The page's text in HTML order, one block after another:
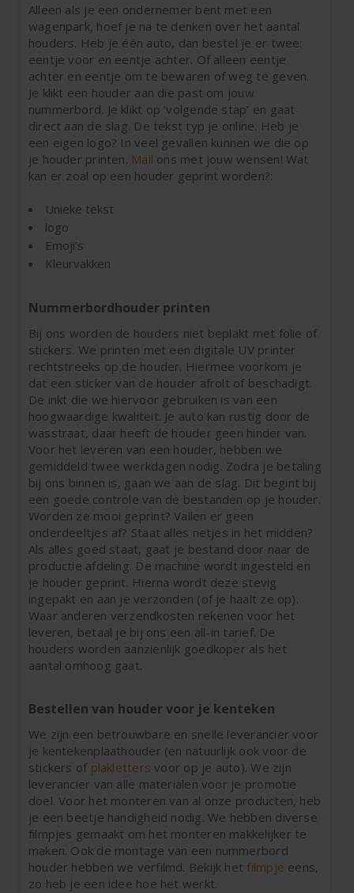
Alleen als je een ondernemer bent met een
wagenpark, hoef je na te denken over het aantal
houders. Heb je één auto, dan bestel je er twee:
eentje voor en eentje achter. Of alleen eentje
achter en eentje om te bewaren of weg te geven.
Je klikt een houder aan die past om jouw
nummerbord. Je klikt op ‘volgende stap’ en gaat
direct aan de slag. De tekst typ je online. Heb je
een eigen logo? In veel gevallen kunnen we die op
je houder printen. Mail ons met jouw wensen! Wat
kan er zoal op een houder geprint worden?:
Unieke tekst
logo
Emoji’s
Kleurvakken
Nummerbordhouder printen
Bij ons worden de houders niet beplakt met folie of
stickers. We printen met een digitale UV printer
rechtstreeks op de houder. Hiermee voorkom je
dat een sticker van de houder afrolt of beschadigt.
De inkt die we hiervoor gebruiken is van een
hoogwaardige kwaliteit. Je auto kan rustig door de
wasstraat, daar heeft de houder geen hinder van.
Voor het leveren van een houder, hebben we
gemiddeld twee werkdagen nodig. Zodra je betaling
bij ons binnen is, gaan we aan de slag. Dit begint bij
een goede controle van de bestanden op je houder.
Worden ze mooi geprint? Vallen er geen
onderdeeltjes af? Staat alles netjes in het midden?
Als alles goed staat, gaat je bestand door naar de
productie afdeling. De machine wordt ingesteld en
je houder geprint. Hierna wordt deze stevig
ingepakt en aan je verzonden (of je haalt ze op).
Waar anderen verzendkosten rekenen voor het
leveren, betaal je bij ons een all-in tarief. De
houders worden aanzienlijk goedkoper als het
aantal omhoog gaat.
Bestellen van houder voor je kenteken
We zijn een betrouwbare en snelle leverancier voor
je kentekenplaathouder (en natuurlijk ook voor de
stickers of plakletters voor op je auto). We zijn
leverancier van alle materialen voor je promotie
doel. Voor het monteren van al onze producten, heb
je een beetje handigheid nodig. We hebben diverse
filmpjes gemaakt om het monteren makkelijker te
maken. Ook de montage van een nummerbord
houder hebben we verfilmd. Bekijk hetfilmpje eens,
zo heb je een idee hoe het werkt.